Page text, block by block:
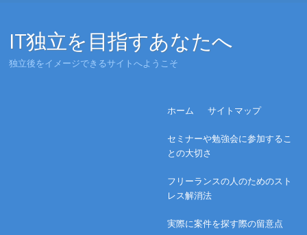
IT独立を目指すあなたへ
独立後をイメージできるサイトへようこそ
Skip to content
ホーム サイトマップ
セミナーや勉強会に参加するこ
との大切さ
フリーランスの人のためのスト
レス解消法
実際に案件を探す際の留意点